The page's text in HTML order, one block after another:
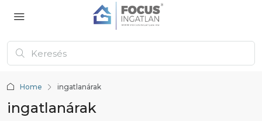
Home ingatlanárak
ingatlanárak